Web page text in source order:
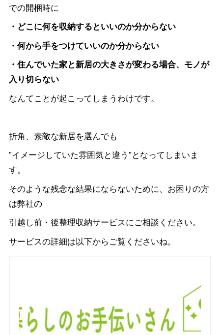
での開梱時に
・どこに何を収納するといいのか分からない
・何から手をつけていいのか分からない
・住んでいた家と新居の大きさが変わる場合、モノが
入り切らない
なんてことが起こってしまうわけです。
折角、素敵な新居を選んでも
”イメージしていた雰囲気と違う”となってしまいま
す。
そのような残念な結果にならないために、お困りの方
は弊社の
引越し前・後整理収納サービスにご相談ください。
サービスの詳細は以下からご覧くださいね。